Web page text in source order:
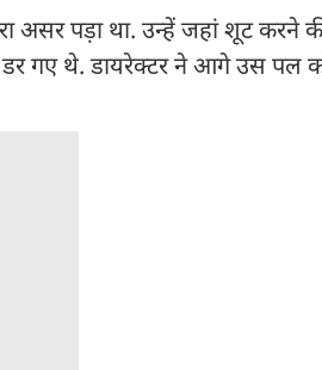
असर पड़ा था. उन्हें जहां शूट करने
गए थे. डायरेक्टर ने आगे उस पल